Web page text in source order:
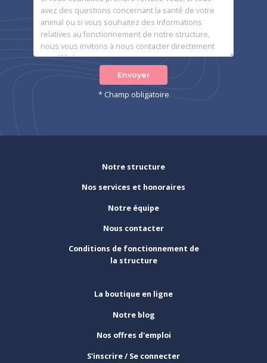
Envoyer
* Champ obligatoire
Notre structure
Nos services et honoraires
Notre équipe
Nous contacter
Conditions de fonctionnement de
la structure
La boutique en ligne
Notre blog
Nos offres d'emploi
S'inscrire / Se connecter